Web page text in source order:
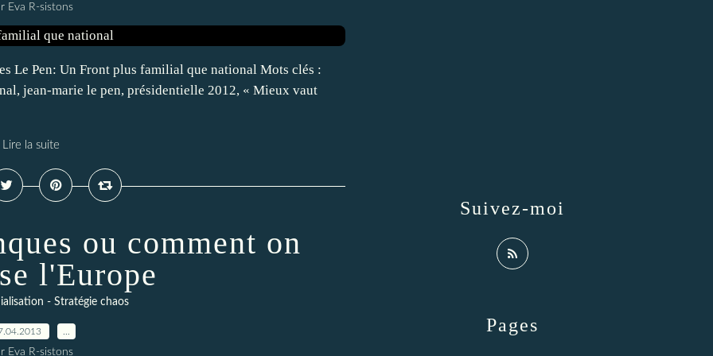
Eva R-sistons
Le Pen: Un Front plus familial que national Mots clés :
jean-marie le pen, présidentielle 2012, « Mieux vaut
Lire la suite
ou comment on
l'Europe
- Stratégie chaos
Eva R-sistons
Pages
Suivez-moi